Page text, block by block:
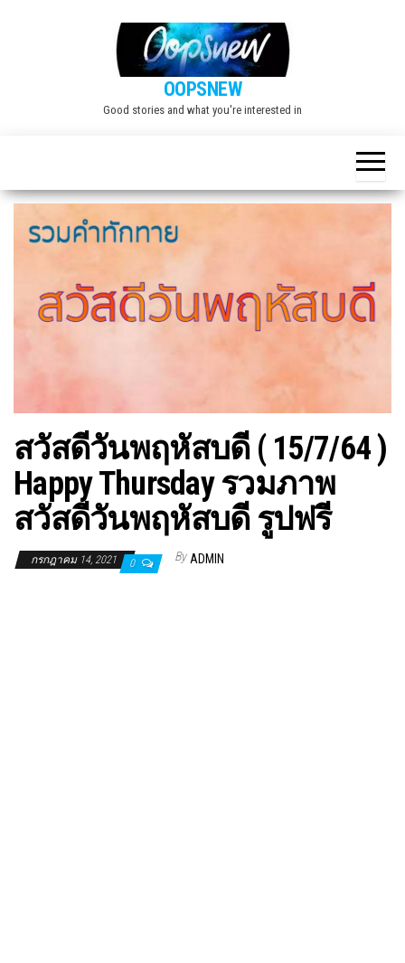
OOPSNEW
Good stories and what you're interested in
สวัสดีวันพฤหัสบดี ( 15/7/64 )
Happy Thursday รวมภาพ
สวัสดีวันพฤหัสบดี รูปฟรี
กรกฎาคม 14, 2021 0 By ADMIN